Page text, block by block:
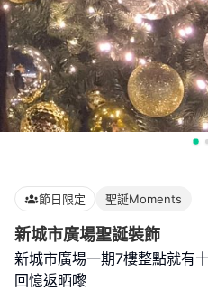
節日限定 聖誕Moments
新城市廣場聖誕裝飾
新城市廣場一期7樓整點就有
回憶返晒嚟